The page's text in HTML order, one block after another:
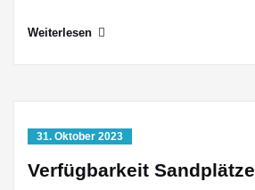
Weiterlesen
31. Oktober 2023
Verfügbarkeit Sandplätze